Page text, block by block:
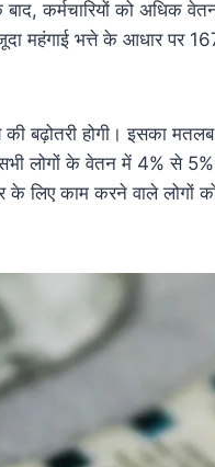
कर्मचारियों को अधिक
महंगाई भत्ते के आधार पर
बढ़ोतरी होगी। इसका
लोगों के वेतन में 4% से 5%
लिए काम करने वाले लोगों